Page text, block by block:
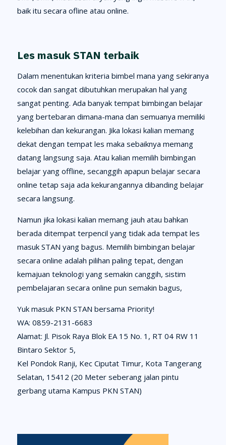
baik itu secara ofline atau online.
Les masuk STAN terbaik
Dalam menentukan kriteria bimbel mana yang sekiranya
cocok dan sangat dibutuhkan merupakan hal yang
sangat penting. Ada banyak tempat bimbingan belajar
yang bertebaran dimana-mana dan semuanya memiliki
kelebihan dan kekurangan. Jika lokasi kalian memang
dekat dengan tempat les maka sebaiknya memang
datang langsung saja. Atau kalian memilih bimbingan
belajar yang offline, secanggih apapun belajar secara
online tetap saja ada kekurangannya dibanding belajar
secara langsung.
Namun jika lokasi kalian memang jauh atau bahkan
berada ditempat terpencil yang tidak ada tempat les
masuk STAN yang bagus. Memilih bimbingan belajar
secara online adalah pilihan paling tepat, dengan
kemajuan teknologi yang semakin canggih, sistim
pembelajaran secara online pun semakin bagus,
Yuk masuk PKN STAN bersama Priority!
WA: 0859-2131-6683
Alamat: Jl. Pisok Raya Blok EA 15 No. 1, RT 04 RW 11
Bintaro Sektor 5,
Kel Pondok Ranji, Kec Ciputat Timur, Kota Tangerang
Selatan, 15412 (20 Meter seberang jalan pintu
gerbang utama Kampus PKN STAN)